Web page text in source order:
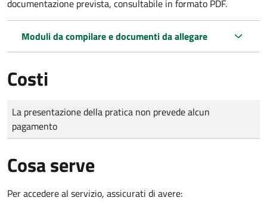
documentazione prevista, consultabile in formato PDF.
Moduli da compilare e documenti da allegare
Costi
Tipo di pagamento
Importo
La presentazione della pratica non prevede alcun
pagamento
Cosa serve
Per accedere al servizio, assicurati di avere: